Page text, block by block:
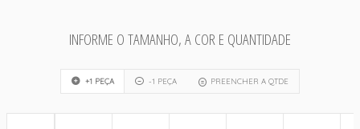
INFORME O TAMANHO, A COR E QUANTIDADE
+1 PEÇA -1 PEÇA PREENCHER A QTDE